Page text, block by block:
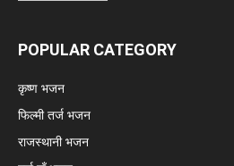
POPULAR CATEGORY
कृष्ण भजन
फिल्मी तर्ज भजन
राजस्थानी भजन